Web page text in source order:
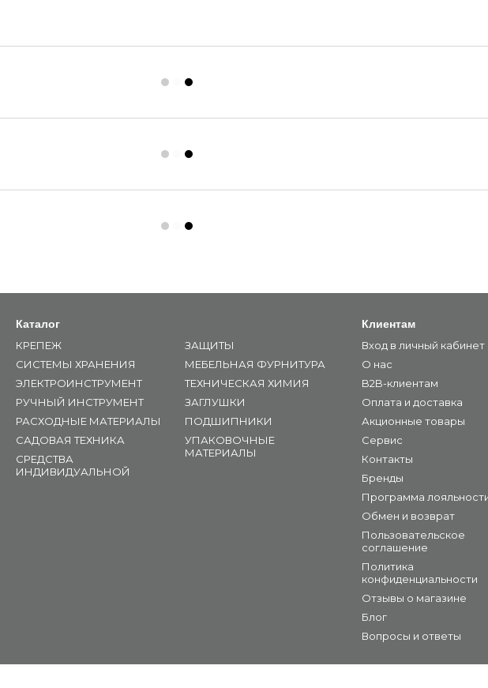
Каталог
КРЕПЕЖ
СИСТЕМЫ ХРАНЕНИЯ
ЭЛЕКТРОИНСТРУМЕНТ
РУЧНЫЙ ИНСТРУМЕНТ
РАСХОДНЫЕ МАТЕРИАЛЫ
САДОВАЯ ТЕХНИКА
СРЕДСТВА
ИНДИВИДУАЛЬНОЙ
ЗАЩИТЫ
МЕБЕЛЬНАЯ ФУРНИТУРА
ТЕХНИЧЕСКАЯ ХИМИЯ
ЗАГЛУШКИ
ПОДШИПНИКИ
УПАКОВОЧНЫЕ
МАТЕРИАЛЫ
Клиентам
Вход в личный кабинет
О нас
B2B-клиентам
Оплата и доставка
Акционные товары
Сервис
Контакты
Бренды
Программа
Обмен и возврат
Пользовательское
соглашение
Политика
конфиденциальности
Отзывы о магазине
Блог
Вопросы и ответы